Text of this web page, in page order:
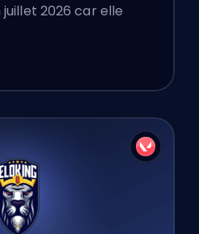
juillet 2026 car elle